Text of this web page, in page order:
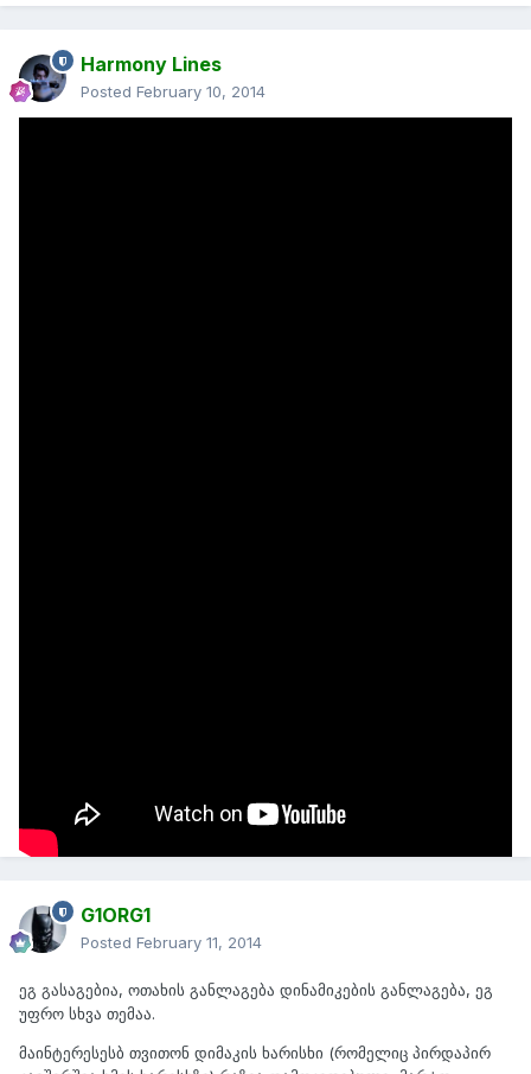
Harmony Lines
Posted February 10, 2014
დასვას...
G1ORG1
Posted February 11, 2014
ეგ გასაგებია, ოთახის განლაგება დინამიკების განლაგება, ეგ
უფრო სხვა თემაა.
მაინტერესესბ თვითონ დიმაკის ხარისხი (რომელიც პირდაპირ